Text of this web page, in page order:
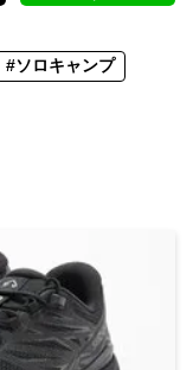
#ソロキャンプ